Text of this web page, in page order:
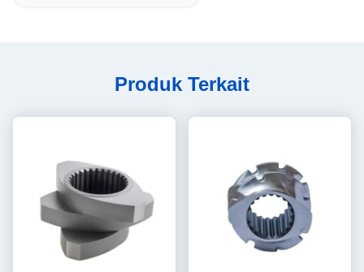
Produk Terkait